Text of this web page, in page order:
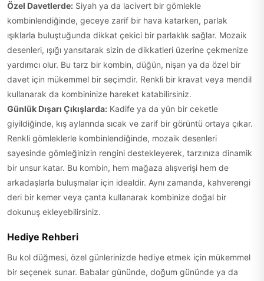
Özel Davetlerde: Siyah ya da lacivert bir gömlekle
kombinlendiğinde, geceye zarif bir hava katarken, parlak
ışıklarla buluştuğunda dikkat çekici bir parlaklık sağlar. Mozaik
desenleri, ışığı yansıtarak sizin de dikkatleri üzerine çekmenize
yardımcı olur. Bu tarz bir kombin, düğün, nişan ya da özel bir
davet için mükemmel bir seçimdir. Renkli bir kravat veya mendil
kullanarak da kombininize hareket katabilirsiniz.
Günlük Dışarı Çıkışlarda: Kadife ya da yün bir ceketle
giyildiğinde, kış aylarında sıcak ve zarif bir görüntü ortaya çıkar.
Renkli gömleklerle kombinlendiğinde, mozaik desenleri
sayesinde gömleğinizin rengini destekleyerek, tarzınıza dinamik
bir unsur katar. Bu kombin, hem mağaza alışverişi hem de
arkadaşlarla buluşmalar için idealdir. Aynı zamanda, kahverengi
deri bir kemer veya çanta kullanarak kombinize doğal bir
dokunuş ekleyebilirsiniz.
Hediye Rehberi
Bu kol düğmesi, özel günlerinizde hediye etmek için mükemmel
bir seçenek sunar. Babalar gününde, doğum gününde ya da